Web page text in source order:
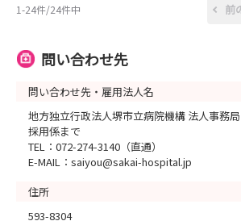
1-24件/24件中 前
問い合わせ先
問い合わせ先・雇用法人名
地方独立行政法人堺市立病院機構 法人事務
採用係まで
TEL：072-274-3140（直通）
E-MAIL：saiyou@sakai-hospital.jp
住所
593-8304